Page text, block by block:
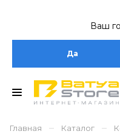
Ваш
Да
Главная – Каталог –